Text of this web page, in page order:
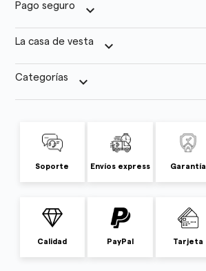
Pago seguro keyboard_arrow_down
La casa de vesta keyboard_arrow_down
Categorías keyboard_arrow_down
Soporte Envíos express Garantía
Calidad PayPal Tarjeta